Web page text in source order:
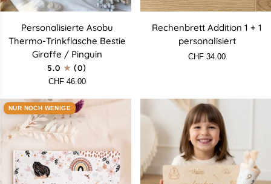
Personalisierte
Asobu
Thermo-
/
Pinguin
Personalisierte Asobu
Thermo-Trinkflasche Bestie
Giraffe / Pinguin
5.0
(0)
CHF 46.00
Rechenbrett
Rechenbrett Addition 1 + 1
personalisiert
CHF 34.00
NUR NOCH WENIGE